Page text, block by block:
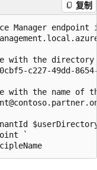
复制
Manager
with the
c227-49dd-
with the name
`